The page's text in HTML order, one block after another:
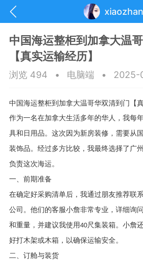
xiaozhan
每日任务 签
华人资讯
阅读洛杉矶新闻
中国海运整柜到加拿大温
【真实运输经历】
浏览 494 • 电脑端 • 2025-
中国海运整柜到加拿大温哥华双清到门【
作为一名在加拿大生活多年的华人，我每
具和日用品。这次因为新房装修，需要从
装饰品。经过多方比较，我最终选择了 广州
负责这次海运。
一、前期准备
在确定好采购清单后，我通过朋友推荐联
公司。他们的客服小詹非常专业，详细询
和重量，并建议我使用40尺集装箱。 小詹
好打木架或木箱，以确保运输安全。
二、订舱与装货